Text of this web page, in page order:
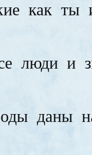
как ты
люди и
даны